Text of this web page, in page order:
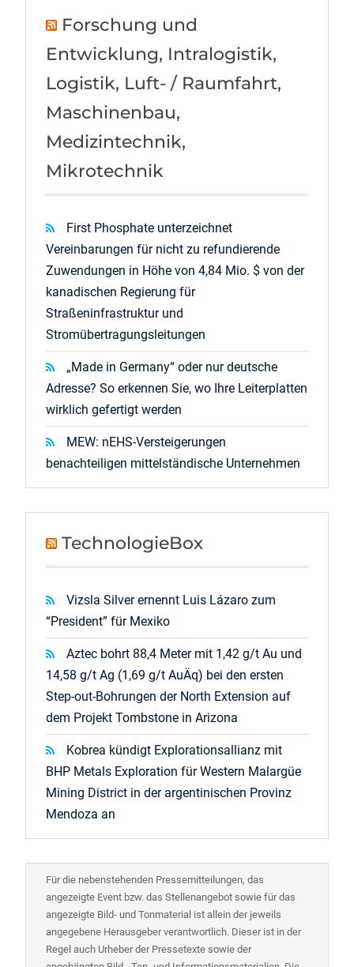
Forschung und
Entwicklung, Intralogistik,
Logistik, Luft- / Raumfahrt,
Maschinenbau,
Medizintechnik,
Mikrotechnik
First Phosphate unterzeichnet
Vereinbarungen für nicht zu refundierende
Zuwendungen in Höhe von 4,84 Mio. $ von der
kanadischen Regierung für
Straßeninfrastruktur und
Stromübertragungsleitungen
„Made in Germany“ oder nur deutsche
Adresse? So erkennen Sie, wo Ihre Leiterplatten
wirklich gefertigt werden
MEW: nEHS-Versteigerungen
benachteiligen mittelständische Unternehmen
TechnologieBox
Vizsla Silver ernennt Luis Lázaro zum
“President” für Mexiko
Aztec bohrt 88,4 Meter mit 1,42 g/t Au und
14,58 g/t Ag (1,69 g/t AuÄq) bei den ersten
Step-out-Bohrungen der North Extension auf
dem Projekt Tombstone in Arizona
Kobrea kündigt Explorationsallianz mit
BHP Metals Exploration für Western Malargüe
Mining District in der argentinischen Provinz
Mendoza an
Für die nebenstehenden Pressemitteilungen, das
angezeigte Event bzw. das Stellenangebot sowie für das
angezeigte Bild- und Tonmaterial ist allein der jeweils
angegebene Herausgeber verantwortlich. Dieser ist in der
Regel auch Urheber der Pressetexte sowie der